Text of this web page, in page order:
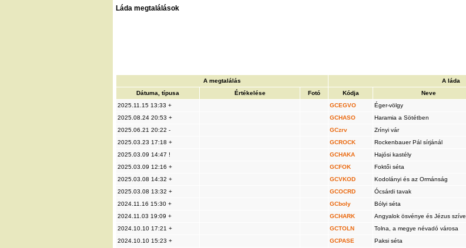
Láda megtalálások
A megtalálás A láda
Dátuma, típusa
Értékelése Fotó Kódja Neve
2025.11.15 13:33 +
GCEGVO Éger-völgy
2025.08.24 20:53 +
GCHASO Haramia a Sötétben
2025.06.21 20:22 -
GCzrv Zrínyi vár
2025.03.23 17:18 +
GCROCK Rockenbauer Pál sírjánál
2025.03.09 14:47 !
GCHAKA Hajósi kastély
2025.03.09 12:16 +
GCFOK Foktői séta
2025.03.08 14:32 +
GCVKOD Kodolányi és az Ormánság
2025.03.08 13:32 +
GCOCRD Ócsárdi tavak
2024.11.16 15:30 +
GCboly Bólyi séta
2024.11.03 19:09 +
GCHARK Angyalok ösvénye és Jézus szíve
2024.10.10 17:21 +
GCTOLN Tolna, a megye névadó városa
2024.10.10 15:23 +
GCPASE Paksi séta